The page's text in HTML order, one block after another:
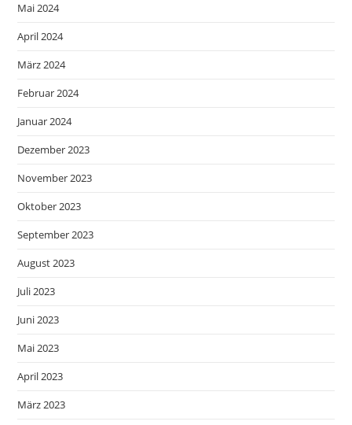
Mai 2024
April 2024
März 2024
Februar 2024
Januar 2024
Dezember 2023
November 2023
Oktober 2023
September 2023
August 2023
Juli 2023
Juni 2023
Mai 2023
April 2023
März 2023